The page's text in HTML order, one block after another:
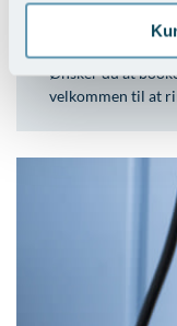
Ønsker du at
velkommen til at